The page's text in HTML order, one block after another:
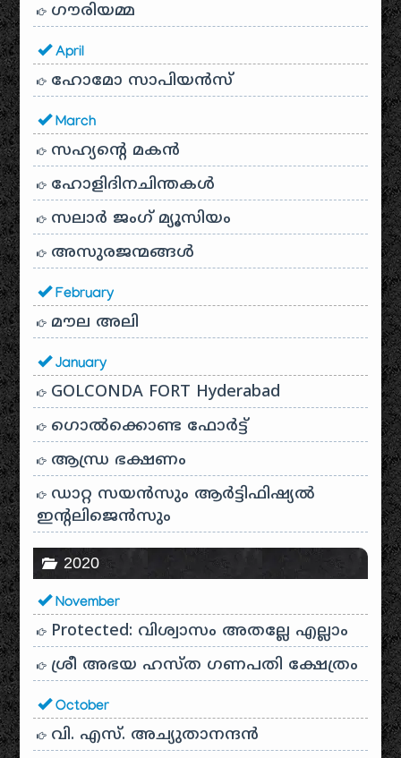
ഗൗരിയമ്മ
April
ഹോമോ സാപിയൻസ്
March
സഹ്യന്റെ മകൻ
ഹോളിദിനചിന്തകൾ
സലാർ ജംഗ് മ്യൂസിയം
അസുരജന്മങ്ങൾ
February
മൗല അലി
January
GOLCONDA FORT Hyderabad
ഗൊൽക്കൊണ്ട ഫോർട്ട്
ആന്ധ്ര ഭക്ഷണം
ഡാറ്റ സയൻസും ആർട്ടിഫിഷ്യൽ
ഇൻ്റലിജെൻസും
2020
November
Protected: വിശ്വാസം അതല്ലേ എല്ലാം
ശ്രീ അഭയ ഹസ്ത ഗണപതി ക്ഷേത്രം
October
വി. എസ്. അച്യുതാനന്ദൻ